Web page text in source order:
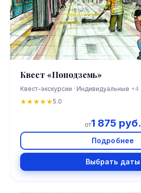
Квест «Поподземь»
Квест-экскурсии · Индивидуальные +4
★★★★★5.0
от1 875 руб.
Подробнее
Выбрать даты